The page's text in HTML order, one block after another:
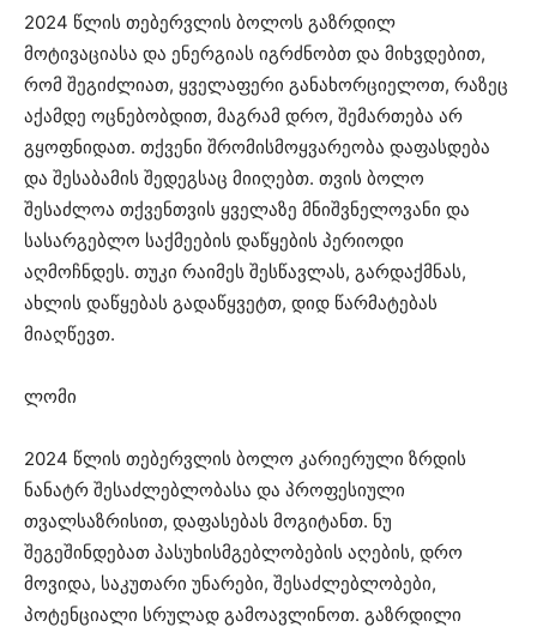
2024 წლის თებერვლის ბოლოს გაზრდილ
მოტივაციასა და ენერგიას იგრძნობთ და მიხვდებით,
რომ შეგიძლიათ, ყველაფერი განახორციელოთ, რაზეც
აქამდე ოცნებობდით, მაგრამ დრო, შემართება არ
გყოფნიდათ. თქვენი შრომისმოყვარეობა დაფასდება
და შესაბამის შედეგსაც მიიღებთ. თვის ბოლო
შესაძლოა თქვენთვის ყველაზე მნიშვნელოვანი და
სასარგებლო საქმეების დაწყების პერიოდი
აღმოჩნდეს. თუკი რაიმეს შესწავლას, გარდაქმნას,
ახლის დაწყებას გადაწყვეტთ, დიდ წარმატებას
მიაღწევთ.
ლომი
2024 წლის თებერვლის ბოლო კარიერული ზრდის
ნანატრ შესაძლებლობასა და პროფესიული
თვალსაზრისით, დაფასებას მოგიტანთ. ნუ
შეგეშინდებათ პასუხისმგებლობების აღების, დრო
მოვიდა, საკუთარი უნარები, შესაძლებლობები,
პოტენციალი სრულად გამოავლინოთ. გაზრდილი